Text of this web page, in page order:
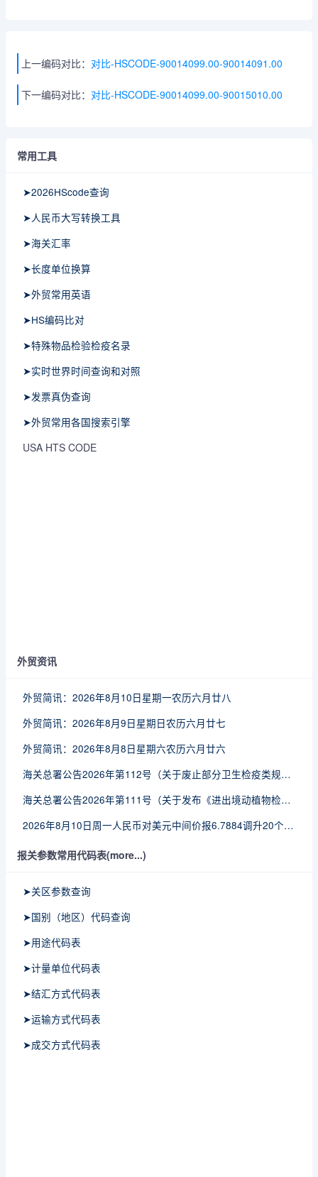
上一编码对比： 对比-HSCODE-90014099.00-90014091.00
下一编码对比： 对比-HSCODE-90014099.00-90015010.00
常用工具
➤2026HScode查询
➤人民币大写转换工具
➤海关汇率
➤长度单位换算
➤外贸常用英语
➤HS编码比对
➤特殊物品检验检疫名录
➤实时世界时间查询和对照
➤发票真伪查询
➤外贸常用各国搜索引擎
USA HTS CODE
外贸资讯
外贸简讯：2026年8月10日星期一农历六月廿八
外贸简讯：2026年8月9日星期日农历六月廿七
外贸简讯：2026年8月8日星期六农历六月廿六
海关总署公告2026年第112号（关于废止部分卫生检疫类规范性文件的公告）
海关总署公告2026年第111号（关于发布《进出境动植物检疫处理监督管理工作规定》《进出境卫生处理监督管理工作规定》的公告）
2026年8月10日周一人民币对美元中间价报6.7884调升20个基点
报关参数常用代码表(more...)
➤关区参数查询
➤国别（地区）代码查询
➤用途代码表
➤计量单位代码表
➤结汇方式代码表
➤运输方式代码表
➤成交方式代码表